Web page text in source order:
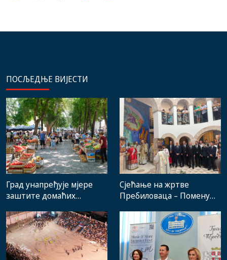
ПОСЉЕДЊЕ ВИЈЕСТИ
Град унапређује мјере
заштите домаћих
градске пијаце
Сјећање на жртве
Пребиловаца – Помену
представници
институција, локалних
заједница и грађани